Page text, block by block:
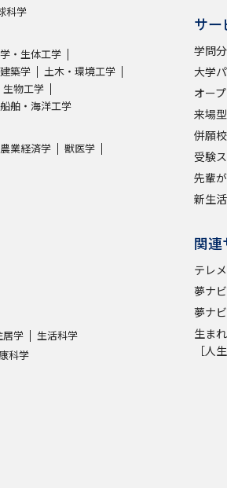
を調べる
ケジュールを立てよう
先輩が入学を
進学調査
新生活お役立ちガイド
ビ講義」 学問の教
科学
・生体工学
建築学
土木・環境工学
生物工学
船舶・海洋工学
農業経済学
獣医学
居学 生活科学
科学
サー
学問
大学
オー
来場
併願
受験
先輩
新生
関連
テレ
夢ナビ
夢ナ
生ま
［人